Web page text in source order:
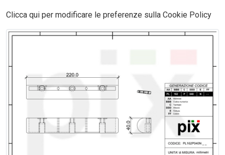
Clicca qui per modificare le preferenze sulla Cookie Policy